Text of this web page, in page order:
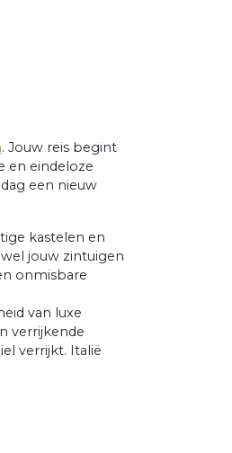
. Jouw reis begint
en eindeloze
een nieuw
kastelen en
jouw zintuigen
onmisbare
van luxe
verrijkende
verrijkt. Italië